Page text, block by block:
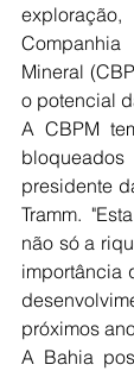
Mineral
o potencial
A CBPM
presidente
Tramm.
não só a
importância
próximos
A Bahia